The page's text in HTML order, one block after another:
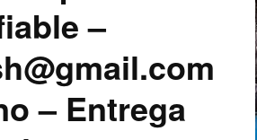
–
– Entrega